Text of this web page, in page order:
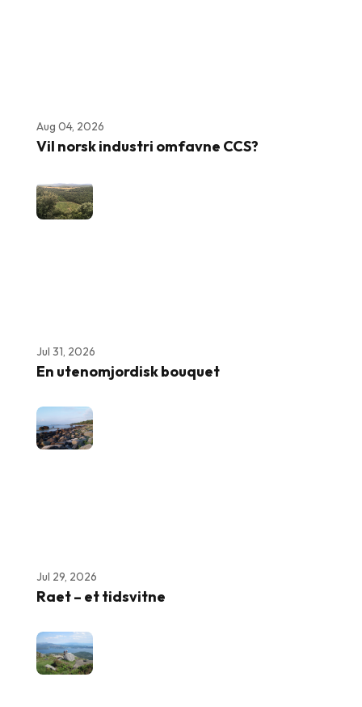
Aug 04, 2026
Vil norsk industri omfavne CCS?
Jul 31, 2026
En utenomjordisk bouquet
Jul 29, 2026
Raet – et tidsvitne